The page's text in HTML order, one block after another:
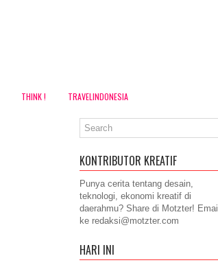
THINK ! TRAVELINDONESIA
KONTRIBUTOR KREATIF
Punya cerita tentang desain,
teknologi, ekonomi kreatif di
daerahmu? Share di Motzter! Email
ke redaksi@motzter.com
HARI INI